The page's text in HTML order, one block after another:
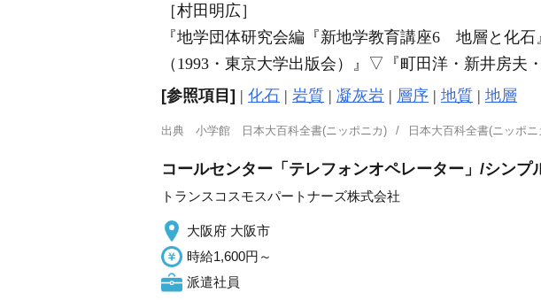
［村田明広］
『地学団体研究会編『新地学教育講座6 地層と化石
（1993・東京大学出版会）』 ▽ 『町田洋・新井房
[参照項目] | 化石 | 岩質 | 凝灰岩 | 層序 | 地質 | 地層
出典 小学館 日本大百科全書(ニッポニカ) 日本大百科全書(ニッポ
コールセンター「テレフォンオペレーター」/シン
トランスコスモスパートナーズ株式会社
大阪府 大阪市
時給1,600円～
派遣社員